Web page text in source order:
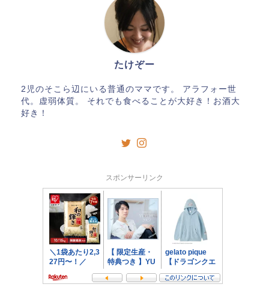
たけぞー
2児のそこら辺にいる普通のママです。 アラフォー世
代。虚弱体質。 それでも食べることが大好き！お酒大
好き！
スポンサーリンク